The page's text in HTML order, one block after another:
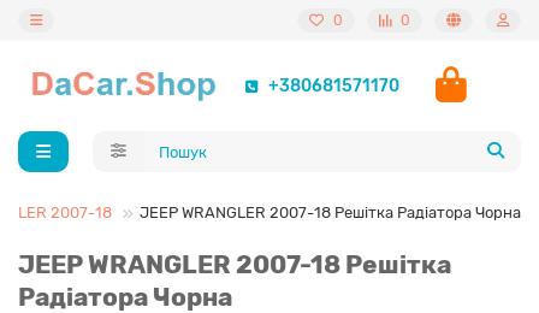
0 0
+380681571170
2007-18 JEEP WRANGLER 2007-18 Решітка Радіатора Чорна
JEEP WRANGLER 2007-18 Решітка
Радіатора Чорна